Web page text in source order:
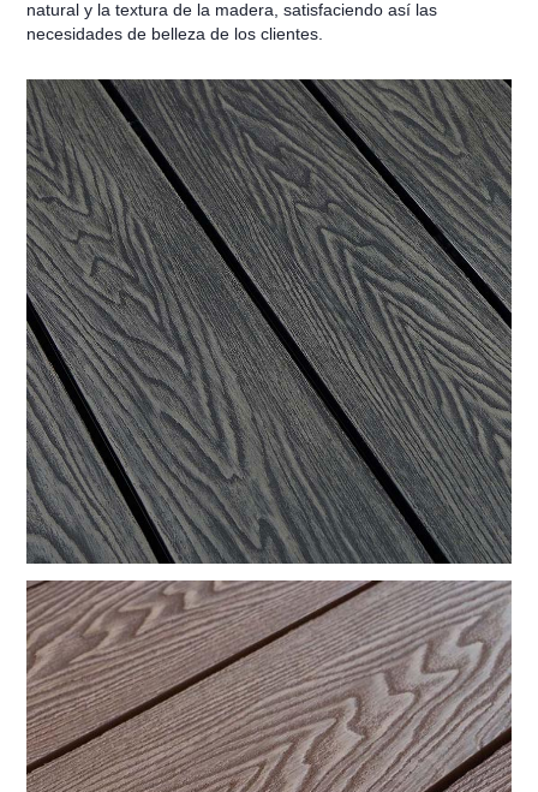
natural y la textura de la madera, satisfaciendo así las
necesidades de belleza de los clientes.